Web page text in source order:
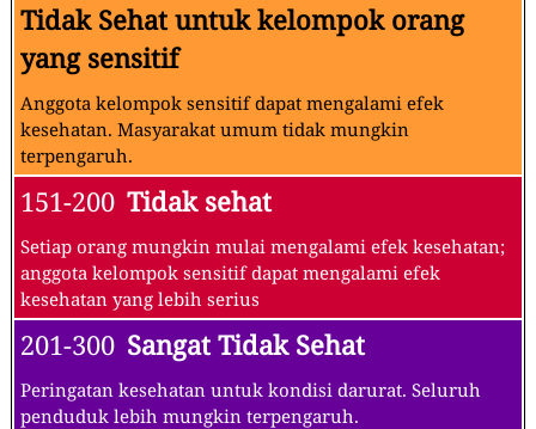
Tidak Sehat untuk kelompok orang
yang sensitif
Anggota kelompok sensitif dapat mengalami efek
kesehatan. Masyarakat umum tidak mungkin
terpengaruh.
151-200 Tidak sehat
Setiap orang mungkin mulai mengalami efek kesehatan;
anggota kelompok sensitif dapat mengalami efek
kesehatan yang lebih serius
201-300 Sangat Tidak Sehat
Peringatan kesehatan untuk kondisi darurat. Seluruh
penduduk lebih mungkin terpengaruh.